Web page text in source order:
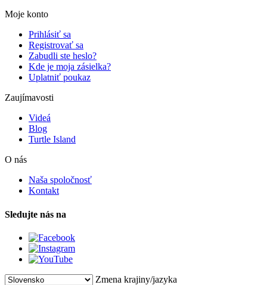
Moje konto
Prihlásiť sa
Registrovať sa
Zabudli ste heslo?
Kde je moja zásielka?
Uplatniť poukaz
Zaujímavosti
Videá
Blog
Turtle Island
O nás
Naša spoločnosť
Kontakt
Sledujte nás na
Zmena krajiny/jazyka